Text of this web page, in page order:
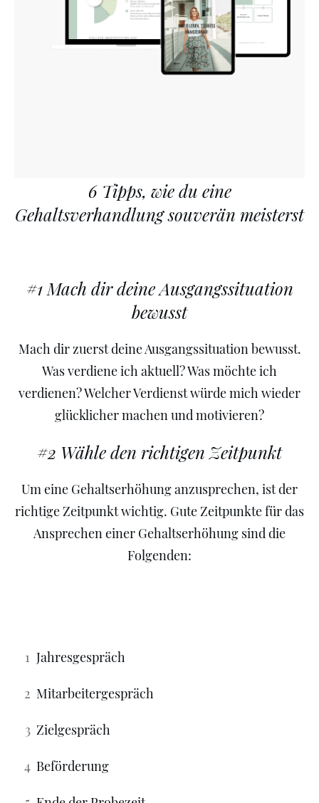
6 Tipps, wie du eine
Gehaltsverhandlung souverän meisterst
#1 Mach dir deine Ausgangssituation
bewusst
Mach dir zuerst deine Ausgangssituation bewusst.
Was verdiene ich aktuell? Was möchte ich
verdienen? Welcher Verdienst würde mich wieder
glücklicher machen und motivieren?
#2 Wähle den richtigen Zeitpunkt
Um eine Gehaltserhöhung anzusprechen, ist der
richtige Zeitpunkt wichtig. Gute Zeitpunkte für das
Ansprechen einer Gehaltserhöhung sind die
Folgenden:
1 Jahresgespräch
2 Mitarbeitergespräch
3 Zielgespräch
4 Beförderung